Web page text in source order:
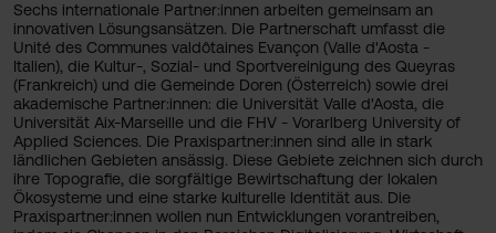
Sechs internationale Partner:innen arbeiten gemeinsam an
innovativen Lösungsansätzen. Die Partnerschaft umfasst die
Unité des Communes valdôtaines Evançon (Valle d'Aosta -
Italien), die Kultur-, Sozial- und Sportvereinigung des Queyras
(Frankreich) und die Gemeinde Doren (Österreich) sowie drei
akademische Partner:innen: die Universität Valle d'Aosta, die
Universität Aix-Marseille und die FHV - Vorarlberg University of
Applied Sciences. Die Praxispartner:innen sind alle in stark
ländlichen Gebieten ansässig. Diese Gebiete zeichnen sich durch
ihre Topografie, die sorgfältige Bewirtschaftung der lokalen
Ökosysteme und eine starke kulturelle Identität aus. Die
Praxispartner:innen wollen nun Entwicklungen vorantreiben,